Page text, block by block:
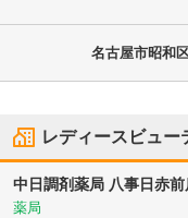
名古屋市昭和
レディースビュー
中日調剤薬局 八事日赤前
薬局